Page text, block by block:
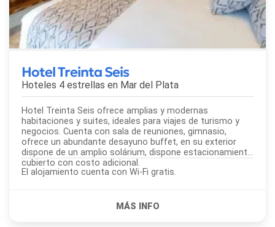
Hotel Treinta Seis
Hoteles 4 estrellas en Mar del Plata
Hotel Treinta Seis ofrece amplias y modernas
habitaciones y suites, ideales para viajes de turismo y
negocios. Cuenta con sala de reuniones, gimnasio,
ofrece un abundante desayuno buffet, en su exterior
dispone de un amplio solárium, dispone estacionamiento
cubierto con costo adicional.
El alojamiento cuenta con Wi-Fi gratis.